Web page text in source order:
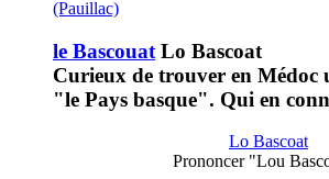
(Pauillac)
le Bascouat Lo Bascoat
Curieux de trouver en Médoc
"le Pays basque". Qui en
Lo Bascoat
Prononcer "Lou